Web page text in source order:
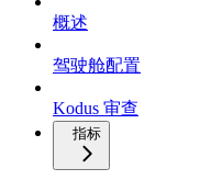
概述
驾驶舱配置
Kodus 审查
指标